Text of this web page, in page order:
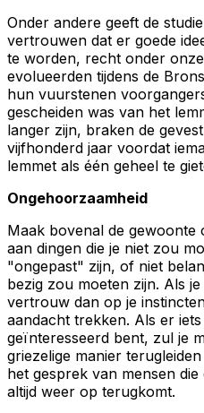
Onder andere geeft de
vertrouwen dat er goede
te worden, recht onder
evolueerden tijdens de
hun vuurstenen
gescheiden was van het
langer zijn, braken de
vijfhonderd jaar voordat
lemmet als één geheel te
Ongehoorzaamheid
Maak bovenal de gewoonte
aan dingen die je niet zou
"ongepast" zijn, of niet
bezig zou moeten zijn. Als
vertrouw dan op je
aandacht trekken. Als er
geïnteresseerd bent, zul je
griezelige manier
het gesprek van mensen
altijd weer op terugkomt.